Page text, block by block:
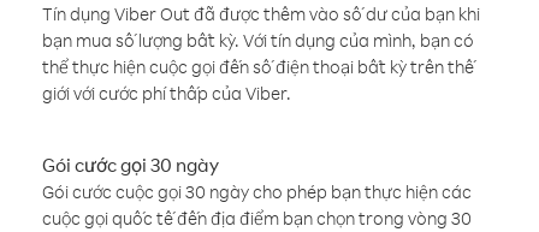
Tín dụng Viber Out đã được thêm vào số dư của bạn khi
bạn mua số lượng bất kỳ. Với tín dụng của mình, bạn có
thể thực hiện cuộc gọi đến số điện thoại bất kỳ trên thế
giới với cước phí thấp của Viber.
Gói cước gọi 30 ngày
Gói cước cuộc gọi 30 ngày cho phép bạn thực hiện các
cuộc gọi quốc tế đến địa điểm bạn chọn trong vòng 30